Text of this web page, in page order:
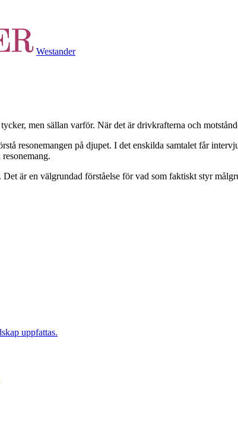
Westander
men sällan varför. När det är drivkrafterna och
resonemangen på djupet. I det enskilda samtalet får
är en välgrundad förståelse för vad som faktiskt styr
uppfattas.